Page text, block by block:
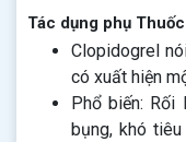
Tác dụng phụ
Clopidogrel
có xuất hiện
Phổ biến: Rối
bụng, khó